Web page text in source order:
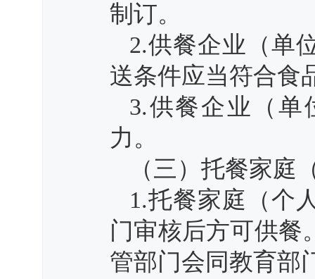
制订。
2.供餐企业（单
送条件应当符合食
3.供餐企业（单
力。
（三）托餐家庭
1.托餐家庭（个
门审核后方可供餐
管部门会同教育部